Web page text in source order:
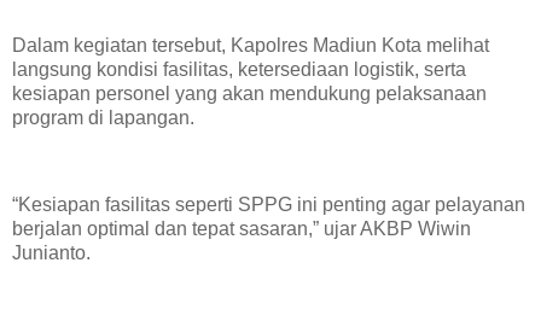
Dalam kegiatan tersebut, Kapolres Madiun Kota melihat
langsung kondisi fasilitas, ketersediaan logistik, serta
kesiapan personel yang akan mendukung pelaksanaan
program di lapangan.
“Kesiapan fasilitas seperti SPPG ini penting agar pelayanan
berjalan optimal dan tepat sasaran,” ujar AKBP Wiwin
Junianto.